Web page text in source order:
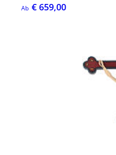
Ab € 659,00